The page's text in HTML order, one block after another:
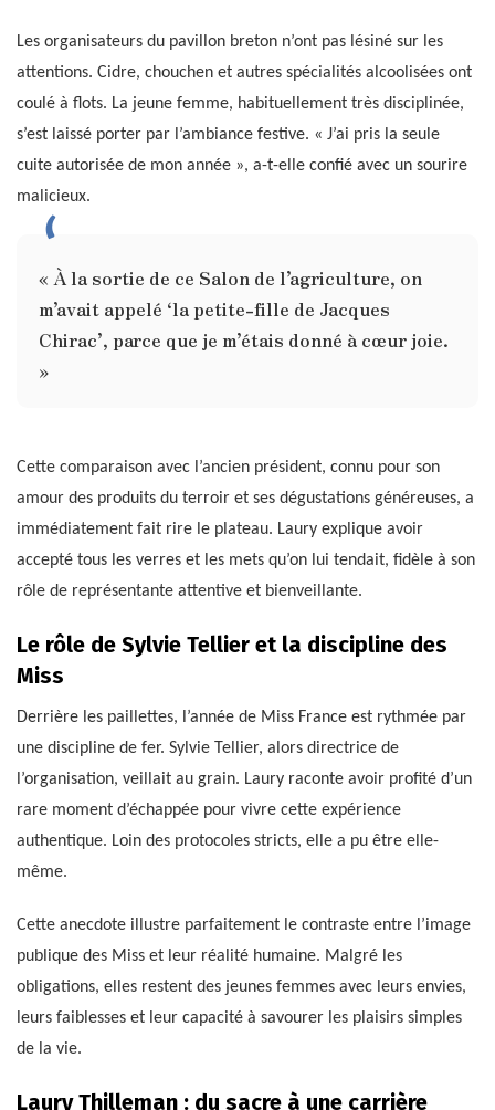
Les organisateurs du pavillon breton n’ont pas lésiné sur les
attentions. Cidre, chouchen et autres spécialités alcoolisées ont
coulé à flots. La jeune femme, habituellement très disciplinée,
s’est laissé porter par l’ambiance festive. « J’ai pris la seule
cuite autorisée de mon année », a-t-elle confié avec un sourire
malicieux.
« À la sortie de ce Salon de l’agriculture, on
m’avait appelé ‘la petite-fille de Jacques
Chirac’, parce que je m’étais donné à cœur joie.
»
Cette comparaison avec l’ancien président, connu pour son
amour des produits du terroir et ses dégustations généreuses, a
immédiatement fait rire le plateau. Laury explique avoir
accepté tous les verres et les mets qu’on lui tendait, fidèle à son
rôle de représentante attentive et bienveillante.
Le rôle de Sylvie Tellier et la discipline des
Miss
Derrière les paillettes, l’année de Miss France est rythmée par
une discipline de fer. Sylvie Tellier, alors directrice de
l’organisation, veillait au grain. Laury raconte avoir profité d’un
rare moment d’échappée pour vivre cette expérience
authentique. Loin des protocoles stricts, elle a pu être elle-
même.
Cette anecdote illustre parfaitement le contraste entre l’image
publique des Miss et leur réalité humaine. Malgré les
obligations, elles restent des jeunes femmes avec leurs envies,
leurs faiblesses et leur capacité à savourer les plaisirs simples
de la vie.
Laury Thilleman : du sacre à une carrière